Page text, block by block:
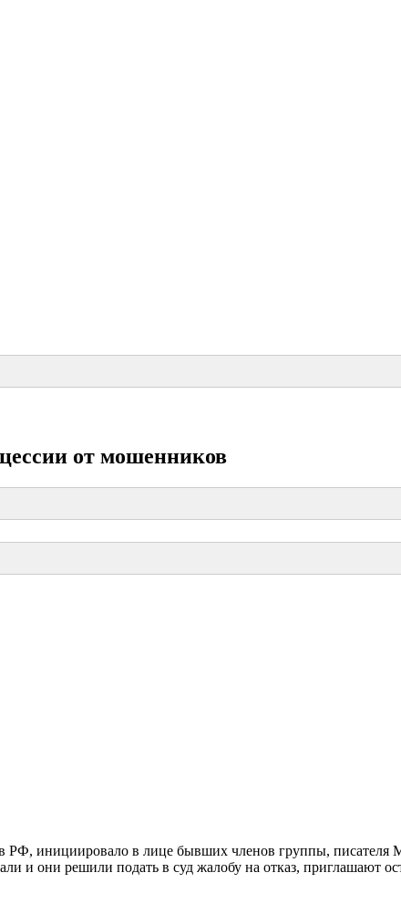
от мошенников
ЦЕССИИ
инициировало в лице бывших членов группы,
и они решили подать в суд жалобу на отказ, приглашают